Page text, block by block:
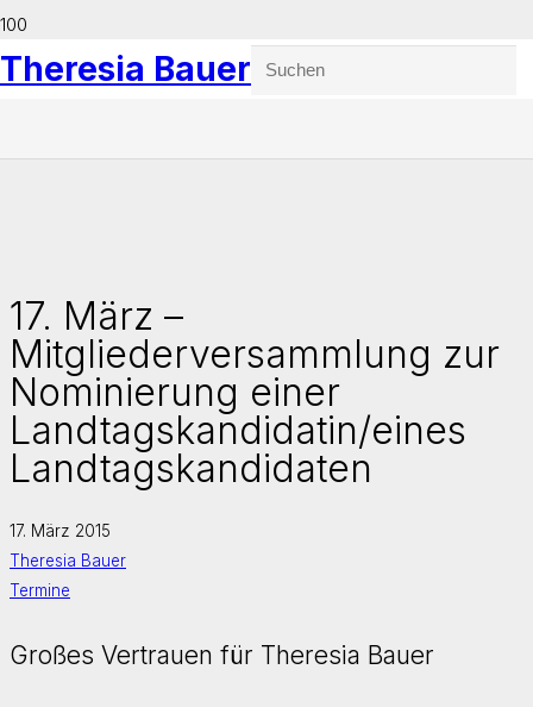
Theresia Bauer
17. März –
Mitgliederversammlung zur
Nominierung einer
Landtagskandidatin/eines
Landtagskandidaten
17. März 2015
Theresia Bauer
Termine
Großes Vertrauen für Theresia Bauer